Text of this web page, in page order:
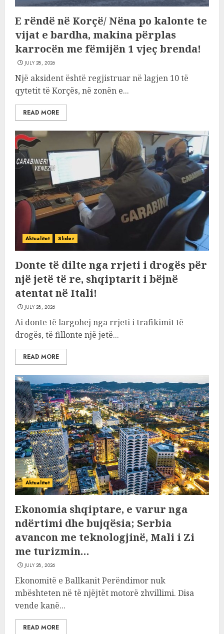
E rëndë në Korçë/ Nëna po kalonte te
vijat e bardha, makina përplas
karrocën me fëmijën 1 vjeç brenda!
JULY 28, 2026
Një aksident është regjistruar në lagjen 10 të
qytetit të Korçës, në zonën e...
READ MORE
Aktualitet Slider
Donte të dilte nga rrjeti i drogës për
një jetë të re, shqiptarit i bëjnë
atentat në Itali!
JULY 28, 2026
Ai donte të largohej nga rrjeti i trafikimit të
drogës, të fillonte një jetë...
READ MORE
Aktualitet
Ekonomia shqiptare, e varur nga
ndërtimi dhe bujqësia; Serbia
avancon me teknologjinë, Mali i Zi
me turizmin…
JULY 28, 2026
Ekonomitë e Ballkanit Perëndimor nuk
mbështeten në të njëjtët motorë zhvillimi. Disa
vende kanë...
READ MORE